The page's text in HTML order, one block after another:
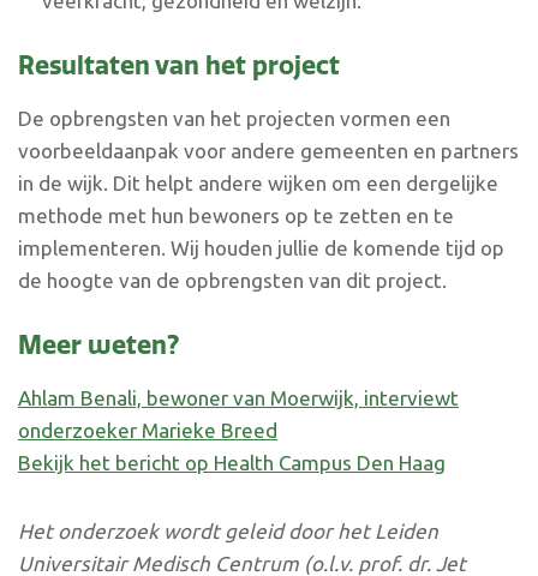
Resultaten van het project
De opbrengsten van het projecten vormen een
voorbeeldaanpak voor andere gemeenten en partners
in de wijk. Dit helpt andere wijken om een dergelijke
methode met hun bewoners op te zetten en te
implementeren. Wij houden jullie de komende tijd op
de hoogte van de opbrengsten van dit project.
Meer weten?
Ahlam Benali, bewoner van Moerwijk, interviewt
onderzoeker Marieke Breed
Bekijk het bericht op Health Campus Den Haag
Het onderzoek wordt geleid door het Leiden
Universitair Medisch Centrum (o.l.v. prof. dr. Jet